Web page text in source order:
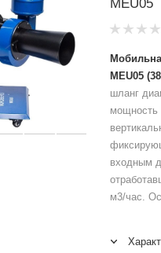
MEU05
MEU05
шланг
мощность
входным
м3/час.